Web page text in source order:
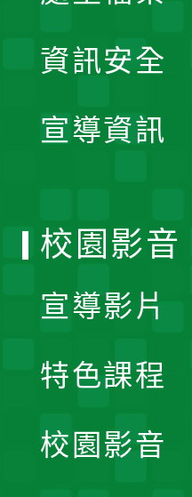
資訊安全
宣導資訊
校園影音
宣導影片
特色課程
校園影音